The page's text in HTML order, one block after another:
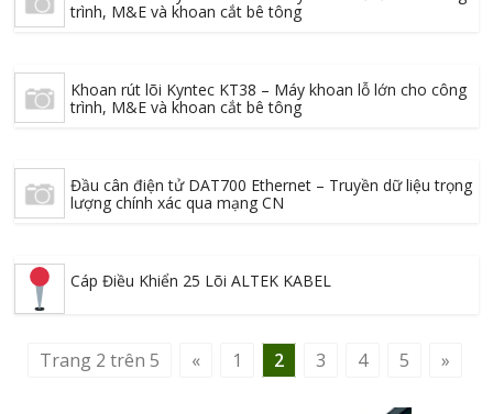
trình, M&E và khoan cắt bê tông
Khoan rút lõi Kyntec KT38 – Máy khoan lỗ lớn cho công
trình, M&E và khoan cắt bê tông
Đầu cân điện tử DAT700 Ethernet – Truyền dữ liệu trọng
lượng chính xác qua mạng CN
Cáp Điều Khiển 25 Lõi ALTEK KABEL
Trang 2 trên 5 « 1 2 3 4 5 »